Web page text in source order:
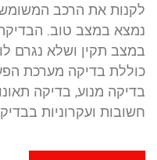
לקנות את הרכב
נמצא במצב טוב.
במצב תקין ושלא נגרם
כוללת בדיקה מערכת
בדיקה מנוע, בדיקה
חשובות ועקרוניות